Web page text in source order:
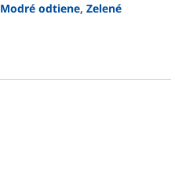
Modré odtiene, Zelené